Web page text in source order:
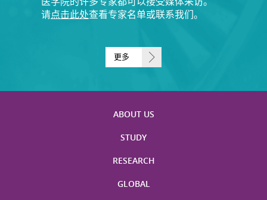
请点击此处查看专家名单或联系我们。
更多
ABOUT US
STUDY
RESEARCH
GLOBAL